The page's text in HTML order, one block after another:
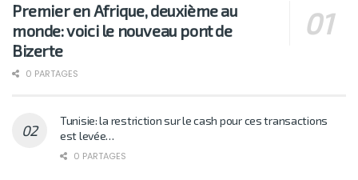
Premier en Afrique, deuxième au
monde: voici le nouveau pont de
Bizerte
0 PARTAGES
Tunisie: la restriction sur le cash pour ces transactions
est levée…
0 PARTAGES